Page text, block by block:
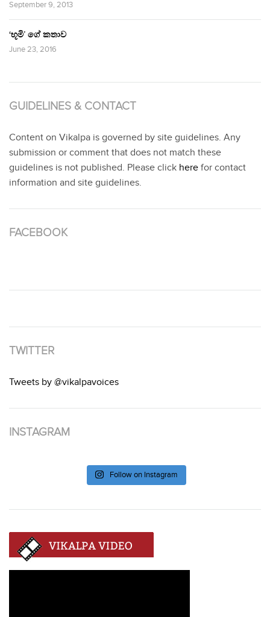
September 9, 2013
‘භූමි’ ගේ කතාව
June 23, 2016
GUIDELINES & CONTACT
Content on Vikalpa is governed by site guidelines. Any
submission or comment that does not match these
guidelines is not published. Please click here for contact
information and site guidelines.
FACEBOOK
TWITTER
Tweets by @vikalpavoices
INSTAGRAM
Follow on Instagram